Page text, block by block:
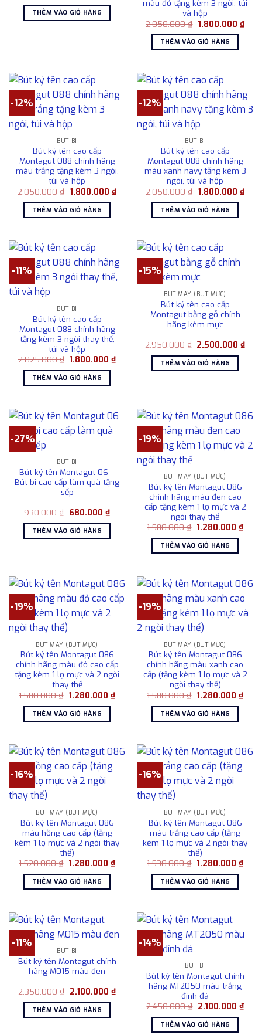
là:
2.050.000 ₫.
1.800.000 ₫.
THÊM VÀO GIỎ HÀNG
màu đỏ tặng kèm 3 ngòi, túi
và hộp
2.050.000₫ Giá
là:
2.050.000 ₫.
1.800.000 ₫Giá
hiện
THÊM VÀO GIỎ HÀNG
-12%
BÚT BI
Bút ký tên cao cấp
Montagut 088 chính hãng
màu trắng tặng kèm 3 ngòi,
túi và hộp
2.050.000₫ Giá
là:
2.050.000 ₫.
1.800.000 ₫Giá
hiện
1.800.000 ₫.
THÊM VÀO GIỎ HÀNG
-12%
BÚT BI
Bút ký tên cao cấp
Montagut 088 chính hãng
màu xanh navy tặng kèm 3
ngòi, túi và hộp
2.050.000₫ Giá
là:
2.050.000 ₫.
1.800.000 ₫Giá
hiện
THÊM VÀO GIỎ HÀNG
-11%
BÚT BI
Bút ký tên cao cấp
Montagut 088 chính hãng
tặng kèm 3 ngòi thay thế,
túi và hộp
2.025.000₫ Giá
là:
2.025.000 ₫.
1.800.000₫Giá
hiện
THÊM VÀO GIỎ HÀNG
-15%
BÚT MÁY (BÚT MỰC)
Bút ký tên cao cấp
Montagut bằng gỗ chính
hãng kèm mực
2.950.000₫ Giá
là:
2.950.000 ₫.
2.500.000₫Giá
hiện
THÊM VÀO GIỎ HÀNG
-27%
BÚT BI
Bút ký tên Montagut 06 –
Bút bi cao cấp làm quà tặng
sếp
930.000₫ Giá
là:
930.000 ₫.
680.000 ₫Giá
tại
THÊM VÀO GIỎ HÀNG
-19%
BÚT MÁY (BÚT MỰC)
Bút ký tên Montagut 086
chính hãng màu đen cao
cấp tặng kèm 1 lọ mực và 2
ngòi thay thế
1.580.000₫ Giá
là:
1.580.000 ₫.
1.280.000 ₫Giá
THÊM VÀO GIỎ HÀNG
-19%
BÚT MÁY (BÚT MỰC)
Bút ký tên Montagut 086
chính hãng màu đỏ cao cấp
tặng kèm 1 lọ mực và 2 ngòi
thay thế
1.580.000₫ Giá
là:
1.580.000 ₫.
1.280.000 ₫Giá
hiện
1.280.000 ₫.
THÊM VÀO GIỎ HÀNG
-19%
BÚT MÁY (BÚT MỰC)
Bút ký tên Montagut 086
chính hãng màu xanh cao
cấp (tặng kèm 1 lọ mực và 2
ngòi thay thế)
1.580.000₫ Giá
là:
1.580.000 ₫.
1.280.000 ₫Giá
hiện
THÊM VÀO GIỎ HÀNG
-16%
BÚT MÁY (BÚT MỰC)
Bút ký tên Montagut 086
màu hồng cao cấp (tặng
kèm 1 lọ mực và 2 ngòi thay
thế)
1.520.000₫ Giá
là:
1.520.000 ₫.
1.280.000 ₫Giá
hiện
1.280.000 ₫.
THÊM VÀO GIỎ HÀNG
-16%
BÚT MÁY (BÚT MỰC)
Bút ký tên Montagut 086
màu trắng cao cấp (tặng
kèm 1 lọ mực và 2 ngòi thay
thế)
1.530.000₫ Giá
là:
1.530.000 ₫.
1.280.000 ₫Giá
hiện
THÊM VÀO GIỎ HÀNG
-11%
BÚT BI
Bút ký tên Montagut chính
hãng M015 màu đen
2.350.000₫ Giá
là:
2.350.000 ₫.
2.100.000 ₫Giá
hiện
2.100.000 ₫.
THÊM VÀO GIỎ HÀNG
-14%
BÚT BI
Bút ký tên Montagut chính
hãng MT2050 màu trắng
đính đá
2.450.000₫ Giá
là:
2.450.000 ₫.
2.100.000 ₫Giá
hiện
THÊM VÀO GIỎ HÀNG